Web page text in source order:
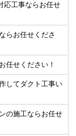
応工事ならお任せ
らお任せくださ
任せください！
してダクト工事い
の施工ならお任せ